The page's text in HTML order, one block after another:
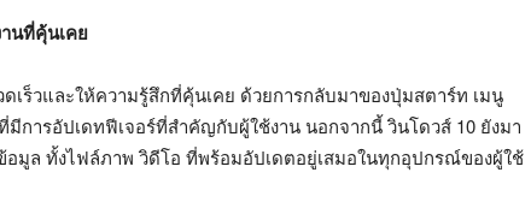
นที่คุ้นเคย
เร็วและให้ความรู้สึกที่คุ้นเคย ด้วยการกลับมาของปุ่มสตาร์ท เมนู
มีการอัปเดทฟีเจอร์ที่สำคัญกับผู้ใช้งาน นอกจากนี้ วินโดวส์ 10 ยังมา
มูล ทั้งไฟล์ภาพ วิดีโอ ที่พร้อมอัปเดตอยู่เสมอในทุกอุปกรณ์ของผู้ใช้